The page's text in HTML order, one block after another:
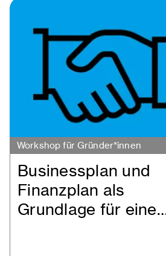
Workshop für Gründer*innen
Businessplan und
Finanzplan als
Grundlage für